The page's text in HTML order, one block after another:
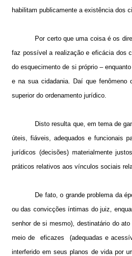
habilitam publicamente a existência dos
Por certo que uma coisa é os
faz possível a realização e eficácia dos
do esquecimento de si próprio –
e na sua cidadania. Daí que fenômeno
superior do ordenamento jurídico.
Disto resulta que, em tema de
úteis, fiáveis, adequados e funcionais
jurídicos (decisões) materialmente
práticos relativos aos vínculos sociais
De fato, o grande problema da
ou das convicções íntimas do juiz,
senhor de si mesmo), destinatário do
meio de
eficazes
(adequadas e
interferido em seus planos de vida por